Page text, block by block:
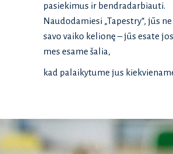
pasiekimus ir bendradarbiauti.
Naudodamiesi „Tapestry“, jūs
savo vaiko kelionę – jūs esate
mes esame šalia,
kad palaikytume jus